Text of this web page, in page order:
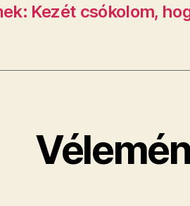
Kezét csókolom,